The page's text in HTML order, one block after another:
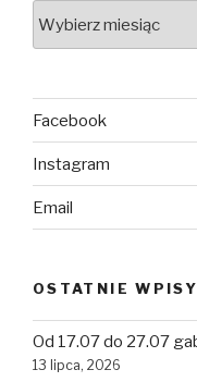
Facebook
Instagram
Email
OSTATNIE WPISY
Od 17.07 do 27.07
13 lipca, 2026